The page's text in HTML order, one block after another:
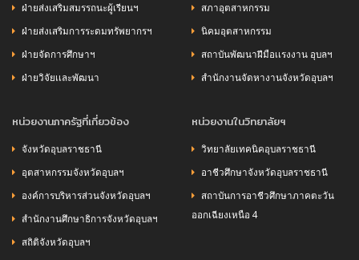
ฝ่ายส่งเสริมสมรรถนะผู้เรียนฯ
ฝ่ายส่งเสริมการระดมทรัพยากรฯ
ฝ่ายจัดการศึกษาฯ
ฝ่ายวิจัยเเละพัฒนา
สภาอุตสาหกรรม
นิคมอุตสาหกรรม
สถาบันพัฒนาฝีมือเเรงงาน อุบลฯ
สำนักงานจัดหางานจังหวัดอุบลฯ
หน่วยงานภาครัฐที่เกี่ยวข้อง
จังหวัดอุบลราชธานี
อุตสาหกรรมจังหวัดอุบลฯ
องค์การบริหารส่วนจังหวัดอุบลฯ
สำนักงานศึกษาธิการจังหวัดอุบลฯ
สถิติจังหวัดอุบลฯ
หน่วยงานในวิทยาลัยฯ
วิทยาลัยเทคนิคอุบลราชธานี
อาชีวศึกษาจังหวัดอุบลราชธานี
สถาบันการอาชีวศึกษาภาคตะวัน
ออกเฉียงเหนือ 4